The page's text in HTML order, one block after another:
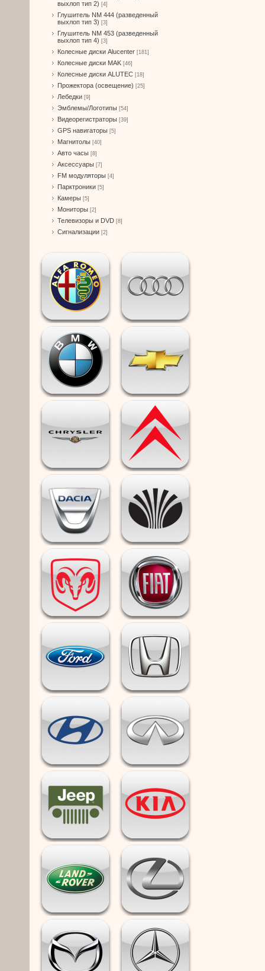
выхлоп тип 2) [4]
Глушитель NM 444 (разведенный
выхлоп тип 3) [3]
Глушитель NM 453 (разведенный
выхлоп тип 4) [3]
Колесные диски Alucenter [181]
Колесные диски MAK [46]
Колесные диски ALUTEC [18]
Прожектора (освещение) [25]
Лебедки [9]
Эмблемы/Логотипы [54]
Видеорегистраторы [39]
GPS навигаторы [5]
Магнитолы [40]
Авто часы [8]
Аксессуары [7]
FM модуляторы [4]
Парктроники [5]
Камеры [5]
Мониторы [2]
Телевизоры и DVD [8]
Сигнализации [2]